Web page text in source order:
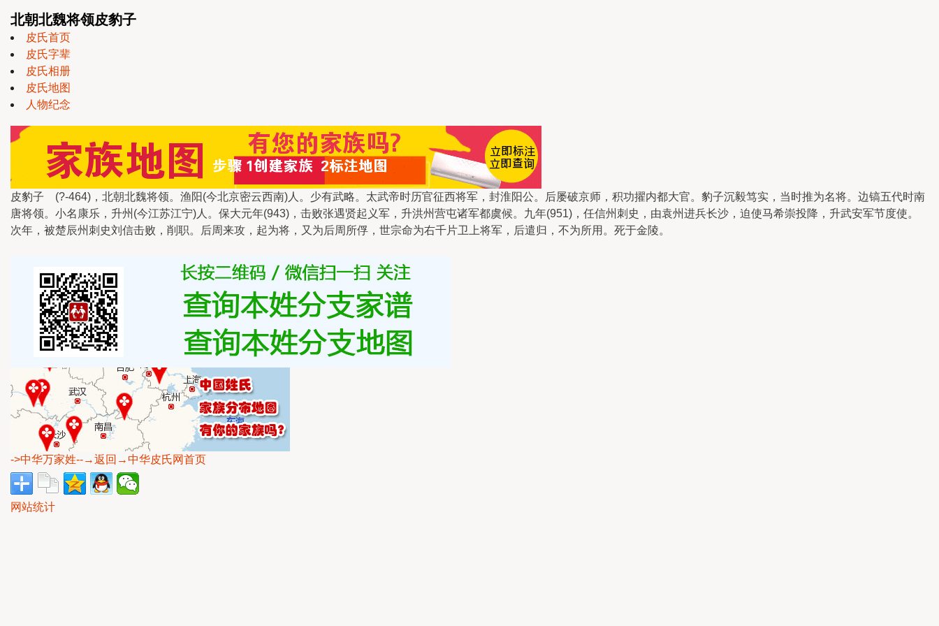
北朝北魏将领皮豹子
皮氏首页
皮氏字辈
皮氏相册
皮氏地图
人物纪念
皮豹子 (?-464)，北朝北魏将领。渔阳(今北京密云西南)人。少有武略。太武帝时历官征西将军，封淮阳公。后屡破京师，积功擢内都大官。豹子沉毅笃实，当时推为名将。边镐五代时南
唐将领。小名康乐，升州(今江苏江宁)人。保大元年(943)，击败张遇贤起义军，升洪州营屯诸军都虞候。九年(951)，任信州刺史，由袁州进兵长沙，迫使马希崇投降，升武安军节度使。
次年，被楚辰州刺史刘信击败，削职。后周来攻，起为将，又为后周所俘，世宗命为右千片卫上将军，后遣归，不为所用。死于金陵。
->中华万家姓--→返回→中华皮氏网首页
网站统计